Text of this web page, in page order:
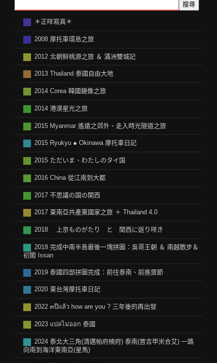
搜尋
＊正咩寫真＊
2008 摩托車環島之旅
2012 北朝鲜桃源之旅 ＆ 滿洲雙城記
2013 Thailand 泰國自由大地
2014 Corea 韓國鏡像之旅
2014 港澳星光之旅
2015 Myanmar 遙遠之郊外、走入時光隧道之旅
2015 Ryukyu ● Okinawa 摩托車日記
2015 ただいま、わたしのタイ国
2016 China 從江南到大都
2017 不思議の国の関西
2017 東南亞共產黨國家之旅 ＋ Thailand 4.0
2018 上京ものがたり と 関西に返り咲き
2018 完成中南半島最後一塊拼圖：吳哥王朝 ＆ 南越散步＆
初闖 Issan
2019 泰國四部拼圖完成：前往泰南、前進齋節
2020 東台灣摩托車日記
2022 ๓ปีแล้ว how are you ? 三年後的再出發
2023 แปลไม่ออก 泰國
2024 泰北大三角(清邁帕府楠府) 泰南(普吉甲米合艾) 一路
向南到海洋東南亞(星馬)